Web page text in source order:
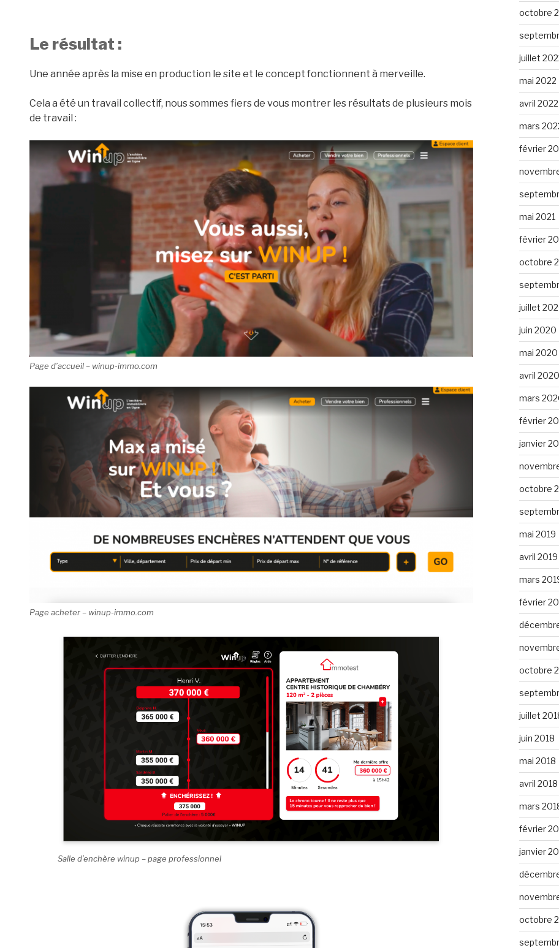
Le résultat :
Une année après la mise en production le site et le concept fonctionnent à merveille.
Cela a été un travail collectif, nous sommes fiers de vous montrer les résultats de plusieurs mois
de travail :
Page d’accueil – winup-immo.com
Page acheter – winup-immo.com
Salle d’enchère winup – page professionnel
octobre
juillet
mai 2022
avril 2022
mars
février
mai 2021
février
octobre
juillet
juin 2020
mai 2020
avril 2020
mars
février
janvier
octobre
mai 2019
avril 2019
mars
février
octobre
juillet
juin 2018
mai 2018
avril 2018
mars
février
janvier
octobre